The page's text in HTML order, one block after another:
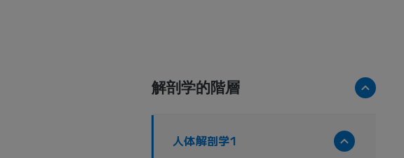
解剖学的階層
人体解剖学1